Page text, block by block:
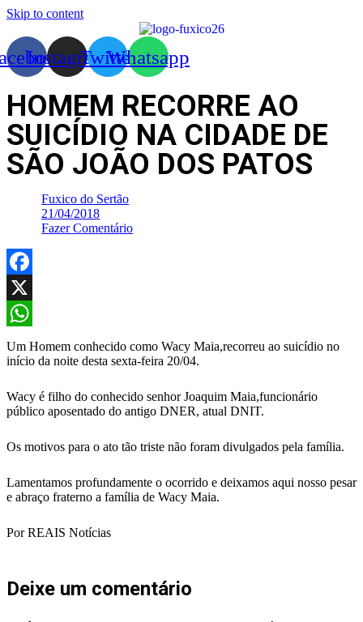
Skip to content
InstagramTwitterWhatsapp
HOMEM RECORRE AO
SUICÍDIO NA CIDADE DE
SÃO JOÃO DOS PATOS
Fuxico do Sertão
21/04/2018
Fazer Comentário
Facebook
X
WhatsApp
Um Homem conhecido como Wacy Maia,recorreu ao suicídio no
início da noite desta sexta-feira 20/04.
Wacy é filho do conhecido senhor Joaquim Maia,funcionário
público aposentado do antigo DNER, atual DNIT.
Os motivos para o ato tão triste não foram divulgados pela família.
Lamentamos profundamente o ocorrido e deixamos aqui nosso pesar
e abraço fraterno a família de Wacy Maia.
Por REAIS Notícias
Deixe um comentário